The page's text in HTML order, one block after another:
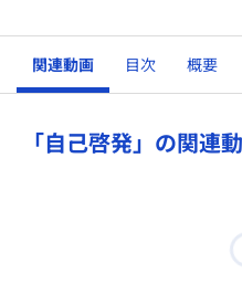
関連動画 目次 概要
「自己啓発」の関連